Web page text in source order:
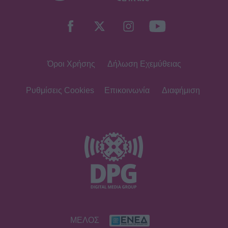
Σταματίνα Τσιμτσιλή: Η εξόρμηση
Σοφό και τον γιο τους
ακόμη και στις επαναλήψεις –
Στον βυθό για μαργαριτάρια η Αθηνά
Οικονομάκου και ο Μπρούνο
Τσερέλα - To βίντεο με την
Όροι Χρήσης Δήλωση Εχεμύθειας
Ρυθμίσεις Cookies Επικοινωνία Διαφήμιση
ΜΕΛΟΣ